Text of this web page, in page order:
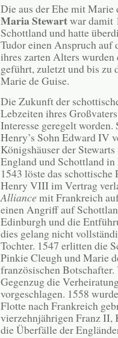
Die aus der Ehe mit Marie
Maria Stewartwar damit
Schottland und hatte
Tudor einen Anspruch
ihres zarten Alters wurden
geführt, zuletzt und bis zu
Marie de Guise.
Die Zukunft der
Lebzeiten ihres
Interesse geregelt
Henry’s Sohn Edward IV
Königshäuser der
England und Schottland
1543 löste das
Henry VIII im Vertrag
Alliance mit Frankreich
einen Angriff auf
Edinburgh und die
dies gelang nicht
Tochter. 1547 erlitten die
Pinkie Cleugh und Marie
französischen
Gegenzug die
vorgeschlagen. 1558
Flotte nach Frankreich
vierzehnjährigen Franz II,
die Überfälle der